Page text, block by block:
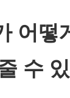
어떻
수